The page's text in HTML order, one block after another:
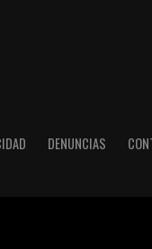
DENUNCIAS